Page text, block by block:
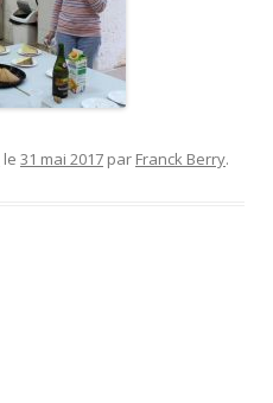
le 31 mai 2017 par Franck Berry.